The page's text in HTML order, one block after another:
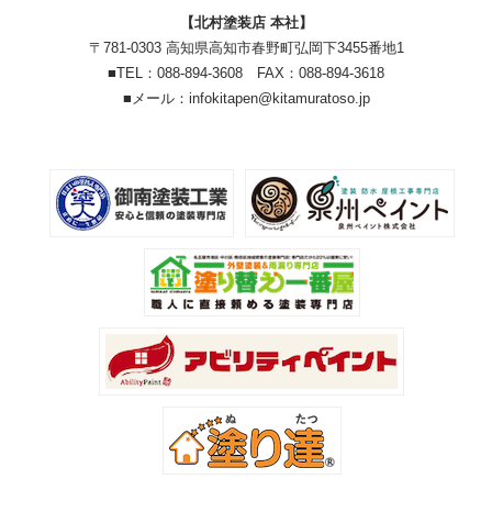
【北村塗装店 本社】
〒781-0303 高知県高知市春野町弘岡下3455番地1
■TEL：088-894-3608 FAX：088-894-3618
■メール：infokitapen@kitamuratoso.jp